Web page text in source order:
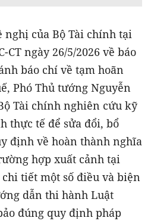
nghị của Bộ Tài chính tại
CT ngày 26/5/2026 về báo
báo chí về tạm hoãn
Phó Thủ tướng Nguyễn
Tài chính nghiên cứu kỹ
thực tế để sửa đổi, bổ
định về hoàn thành nghĩa
hợp xuất cảnh tại
tiết một số điều và biện
dẫn thi hành Luật
đúng quy định pháp